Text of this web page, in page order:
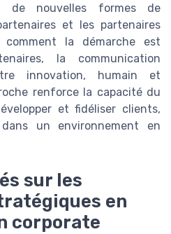
de nouvelles formes de
et les partenaires
comment la démarche est
la communication
innovation, humain et
renforce la capacité du
et fidéliser clients,
un environnement en
sur les
en
corporate